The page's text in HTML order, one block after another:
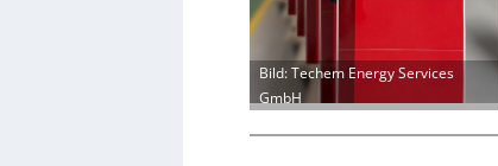
Bild: Techem Energy Services
GmbH